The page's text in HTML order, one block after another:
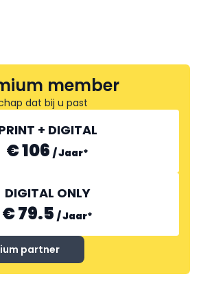
member
dat bij u past
+ DIGITAL
€ 106 /Jaar*
DIGITAL ONLY
€ 79.5 /Jaar*
partner